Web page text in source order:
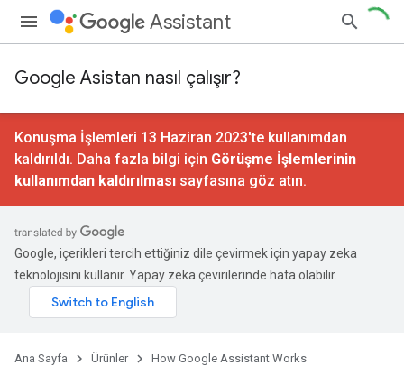
Assistant
Google Asistan nasıl çalışır?
Konuşma İşlemleri 13 Haziran 2023'te kullanımdan
kaldırıldı. Daha fazla bilgi için Görüşme İşlemlerinin
kullanımdan kaldırılması sayfasına göz atın.
Google, içerikleri tercih ettiğiniz dile çevirmek için yapay zeka
teknolojisini kullanır. Yapay zeka çevirilerinde hata olabilir.
Ana Sayfa Ürünler How Google Assistant Works